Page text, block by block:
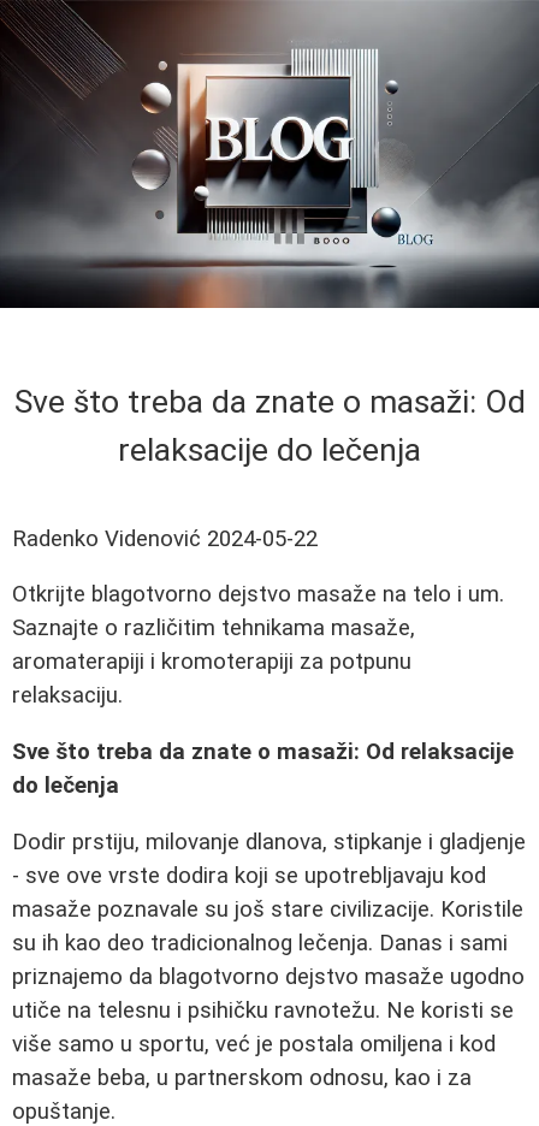
Sve što treba da znate o masaži: Od
relaksacije do lečenja
Radenko Videnović 2024-05-22
Otkrijte blagotvorno dejstvo masaže na telo i um.
Saznajte o različitim tehnikama masaže,
aromaterapiji i kromoterapiji za potpunu
relaksaciju.
Sve što treba da znate o masaži: Od relaksacije
do lečenja
Dodir prstiju, milovanje dlanova, stipkanje i gladjenje
- sve ove vrste dodira koji se upotrebljavaju kod
masaže poznavale su još stare civilizacije. Koristile
su ih kao deo tradicionalnog lečenja. Danas i sami
priznajemo da blagotvorno dejstvo masaže ugodno
utiče na telesnu i psihičku ravnotežu. Ne koristi se
više samo u sportu, već je postala omiljena i kod
masaže beba, u partnerskom odnosu, kao i za
opuštanje.